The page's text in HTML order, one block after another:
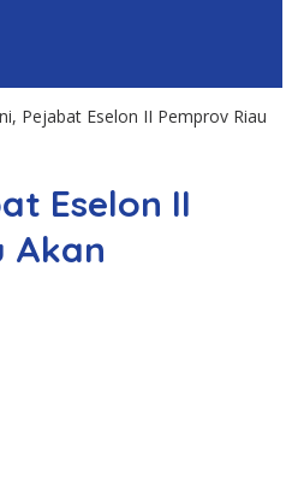
Pejabat Eselon II Pemprov Riau
Eselon II
Akan